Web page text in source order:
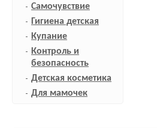
Самочувствие
Гигиена детская
Купание
Контроль и
безопасность
Детская косметика
Для мамочек